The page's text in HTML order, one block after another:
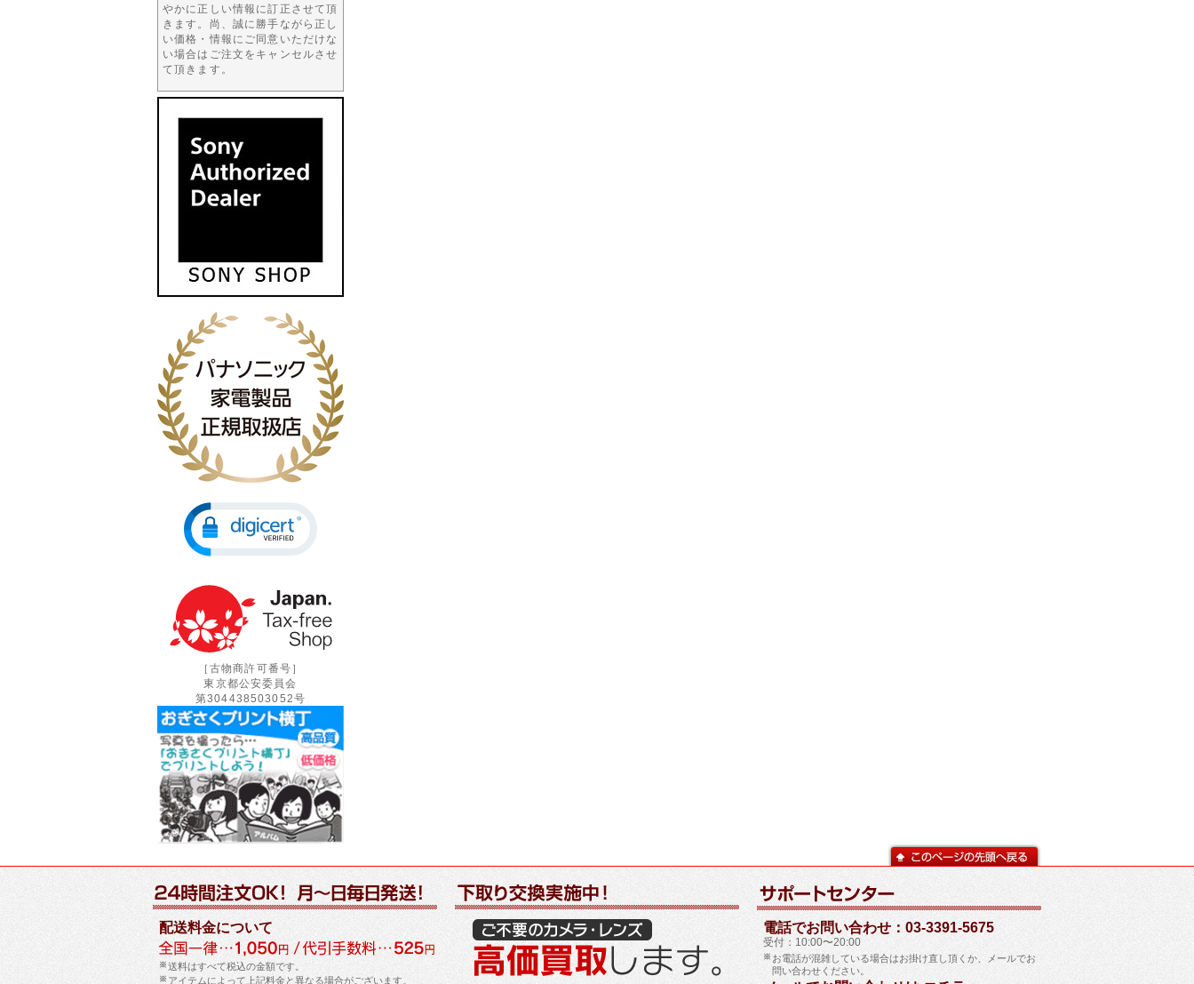
やかに正しい情報に訂正させて頂
きます。尚、誠に勝手ながら正し
い価格・情報にご同意いただけな
い場合はご注文をキャンセルさせ
て頂きます。
［古物商許可番号］
東京都公安委員会
第304438503052号
配送料金について
送料はすべて税込の金額です。
アイテムによって上記料金と異なる場合がございます。
電話でお問い合わせ：03-3391-5675
受付：10:00〜20:00
お電話が混雑している場合はお掛け直し頂くか、メールでお
問い合わせください。